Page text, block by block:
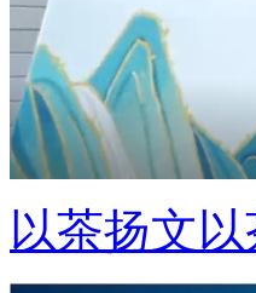
以茶扬文